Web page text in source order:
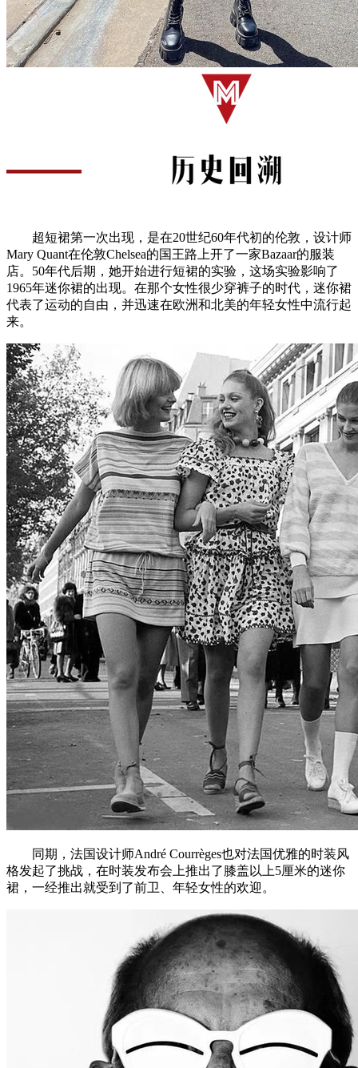
超短裙第一次出现，是在20世纪60年代初的伦敦，设计师
Mary Quant在伦敦Chelsea的国王路上开了一家Bazaar的服装
店。50年代后期，她开始进行短裙的实验，这场实验影响了
1965年迷你裙的出现。在那个女性很少穿裤子的时代，迷你裙
代表了运动的自由，并迅速在欧洲和北美的年轻女性中流行起
来。
同期，法国设计师André Courrèges也对法国优雅的时装风
格发起了挑战，在时装发布会上推出了膝盖以上5厘米的迷你
裙，一经推出就受到了前卫、年轻女性的欢迎。